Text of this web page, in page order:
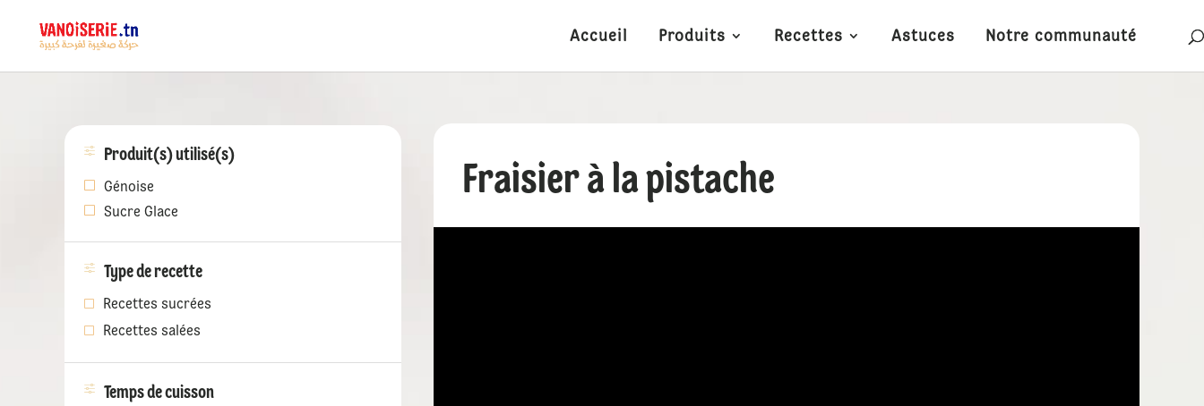
Accueil Produits Recettes Astuces Notre communauté
Produit(s) utilisé(s)
Génoise
Sucre Glace
Type de recette
Recettes sucrées
Recettes salées
Temps de cuisson
Fraisier à la pistache